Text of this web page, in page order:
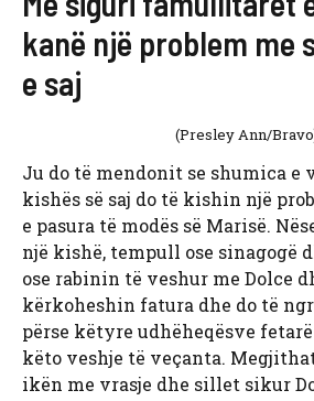
kanë një problem me
e saj
(Presley Ann/
Ju do të mendonit se shumica e
kishës së saj do të kishin një
e pasura të modës së Marisë.
një kishë, tempull ose sinagogë
ose rabinin të veshur me Dolce
kërkoheshin fatura dhe do të
përse këtyre udhëheqësve
këto veshje të veçanta.
ikën me vrasje dhe sillet sikur